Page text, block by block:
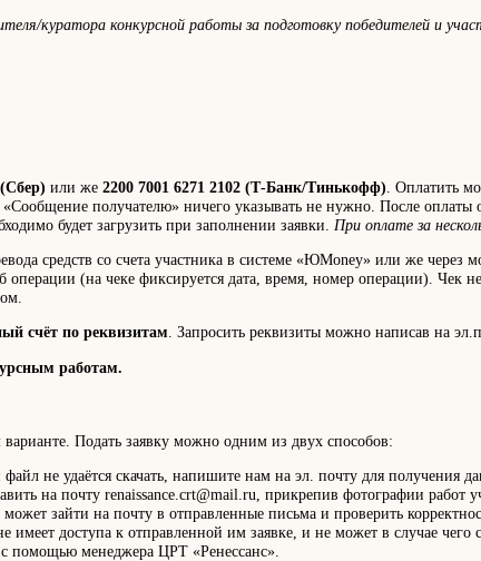
куратора конкурсной работы за подготовку победителей и
или же 2200 7001 6271 2102 (Т-Банк/Тинькофф) . Оплатить
получателю» ничего указывать не нужно. После
будет загрузить при заполнении заявки. При оплате за
средств со счета участника в системе «ЮMoney» или же
(на чеке фиксируется дата, время, номер операции). Чек
счёт по реквизитам. Запросить реквизиты можно написав на
работам.
Подать заявку можно одним из двух способов:
файл не удаётся скачать, напишите нам на эл. почту для получения
на почту renaissance.crt@mail.ru, прикрепив фотографии
зайти на почту в отправленные письма и проверить
доступа к отправленной им заявке, и не может в случае
помощью менеджера ЦРТ «Ренессанс».